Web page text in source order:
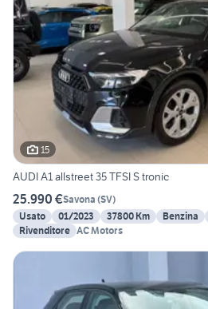
15
AUDI A1 allstreet 35 TFSI S tronic
25.990 €Savona (SV)
Usato
01/2023 37800 Km Benzina
Rivenditore AC Motors